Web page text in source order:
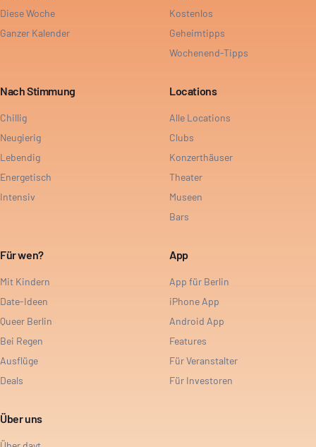
Diese Woche
Ganzer Kalender
Kostenlos
Geheimtipps
Wochenend-Tipps
Nach Stimmung
Chillig
Neugierig
Lebendig
Energetisch
Intensiv
Locations
Alle Locations
Clubs
Konzerthäuser
Theater
Museen
Bars
Für wen?
Mit Kindern
Date-Ideen
Queer Berlin
Bei Regen
Ausflüge
Deals
App
App für Berlin
iPhone App
Android App
Features
Für Veranstalter
Für Investoren
Über uns